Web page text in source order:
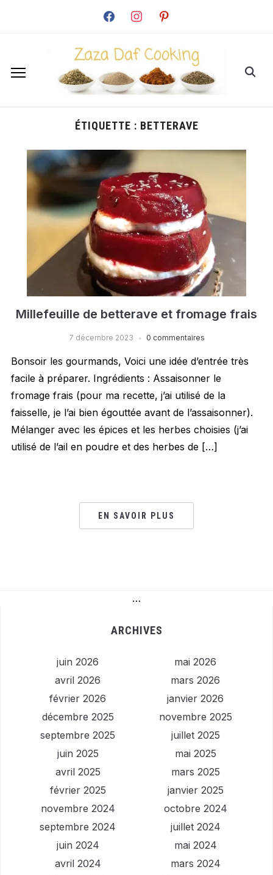
facebook instagrampinterest
ÉTIQUETTE : BETTERAVE
Millefeuille de betterave et fromage frais
7 décembre 2023 0 commentaires
Bonsoir les gourmands, Voici une idée d’entrée très
facile à préparer. Ingrédients : Assaisonner le
fromage frais (pour ma recette, j’ai utilisé de la
faisselle, je l’ai bien égouttée avant de l’assaisonner).
Mélanger avec les épices et les herbes choisies (j’ai
utilisé de l’ail en poudre et des herbes de […]
EN SAVOIR PLUS
…
ARCHIVES
juin 2026
mai 2026
avril 2026
mars 2026
février 2026
janvier 2026
décembre 2025
novembre 2025
septembre 2025
juillet 2025
juin 2025
mai 2025
avril 2025
mars 2025
février 2025
janvier 2025
novembre 2024
octobre 2024
septembre 2024
juillet 2024
juin 2024
mai 2024
avril 2024
mars 2024